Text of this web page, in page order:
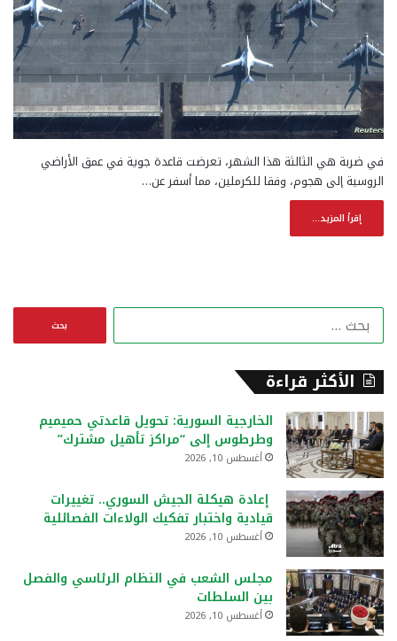
في ضربة هي الثالثة هذا الشهر، تعرضت قاعدة جوية في عمق الأراضي
الروسية إلى هجوم، وفقا للكرملين، مما أسفر عن…
إقرأ المزيد...
ن
:
الأكثر قراءة
الخارجية السورية: تحويل قاعدتي حميميم
وطرطوس إلى “مراكز تأهيل مشترك”
أغسطس 10, 2026
إعادة هيكلة الجيش السوري.. تغييرات
قيادية واختبار تفكيك الولاءات الفصائلية
أغسطس 10, 2026
مجلس الشعب في النظام الرئاسي والفصل
بين السلطات
أغسطس 10, 2026